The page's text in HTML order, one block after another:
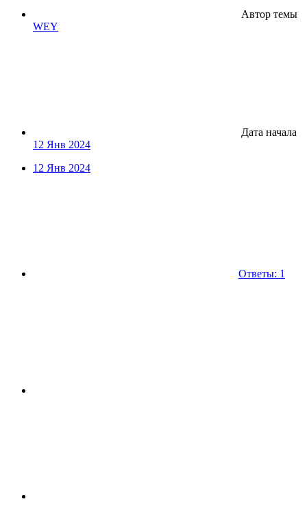
Автор темы
WEY
Дата начала
12 Янв 2024
12 Янв 2024
Ответы: 1